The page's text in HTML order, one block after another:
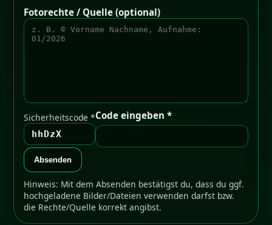
Fotorechte / Quelle (optional)
Sicherheitscode *
hhDzX
Code eingeben *
Absenden
Hinweis: Mit dem Absenden bestätigst du, dass du ggf.
hochgeladene Bilder/Dateien verwenden darfst bzw.
die Rechte/Quelle korrekt angibst.